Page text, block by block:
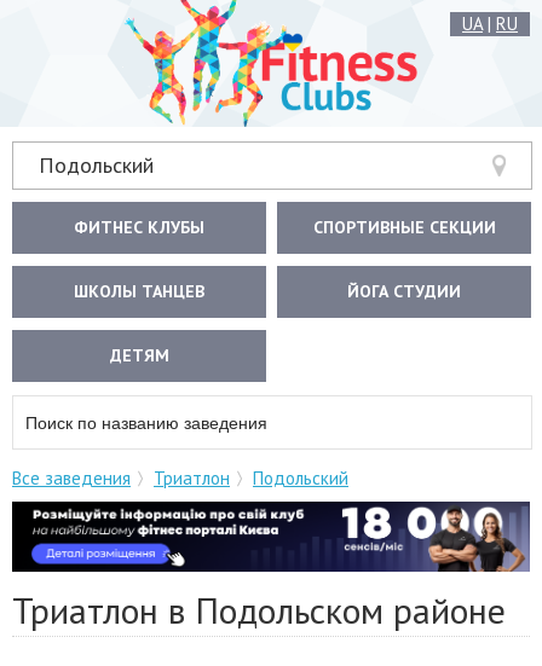
UA| RU
Подольский
ФИТНЕС КЛУБЫ СПОРТИВНЫЕ СЕКЦИИ
ШКОЛЫ ТАНЦЕВ ЙОГА СТУДИИ
ДЕТЯМ
Все заведения Триатлон Подольский
Триатлон в Подольском районе